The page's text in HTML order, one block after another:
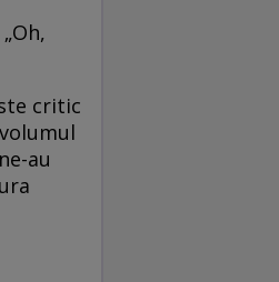
critic
au